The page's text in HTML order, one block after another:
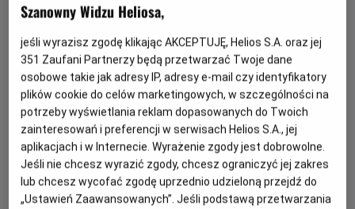
Dołącz do Spider-Mana w jego najbardziej
kontynuację z Tomem Hollandem w roli głównej.
Szanowny Widzu Heliosa,
jeśli wyrazisz zgodę klikając AKCEPTUJĘ, Helios S.A. oraz jej
351 Zaufani Partnerzy będą przetwarzać Twoje dane
osobowe takie jak adresy IP, adresy e-mail czy identyfikatory
plików cookie do celów marketingowych, w szczególności na
potrzeby wyświetlania reklam dopasowanych do Twoich
zainteresowań i preferencji w serwisach Helios S.A., jej
aplikacjach i w Internecie. Wyrażenie zgody jest dobrowolne.
Jeśli nie chcesz wyrazić zgody, chcesz ograniczyć jej zakres
lub chcesz wycofać zgodę uprzednio udzieloną przejdź do
„Ustawień Zaawansowanych”. Jeśli podstawą przetwarzania